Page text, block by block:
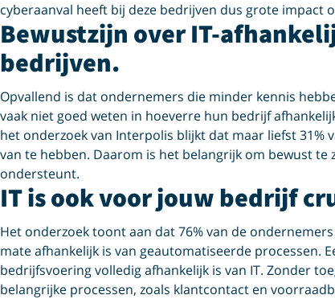
cyberaanval heeft bij deze bedrijven dus grote impact
Bewustzijn over IT-
bedrijven.
Opvallend is dat ondernemers die minder kennis
vaak niet goed weten in hoeverre hun bedrijf
het onderzoek van Interpolis blijkt dat maar liefst 31%
van te hebben. Daarom is het belangrijk om bewust
ondersteunt.
IT is ook voor jouw bedrijf
Het onderzoek toont aan dat 76% van de
mate afhankelijk is van geautomatiseerde processen.
bedrijfsvoering volledig afhankelijk is van IT. Zonder
belangrijke processen, zoals klantcontact en